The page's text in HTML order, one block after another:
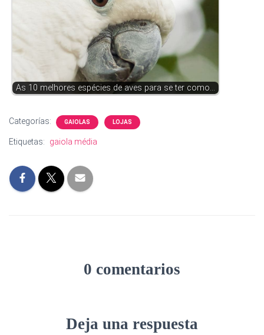
As 10 melhores espécies de aves para se ter como…
Categorías: GAIOLAS LOJAS
Etiquetas: gaiola média
0 comentarios
Deja una respuesta